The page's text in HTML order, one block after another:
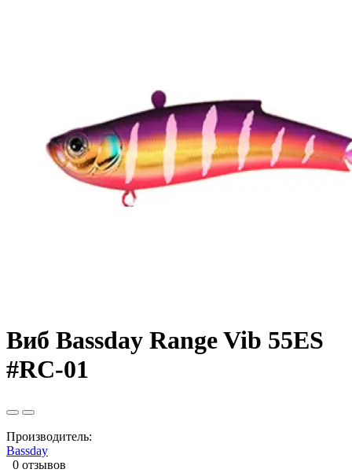
Виб Bassday Range Vib 55ES
#RC-01
Производитель:
Bassday
0 отзывов